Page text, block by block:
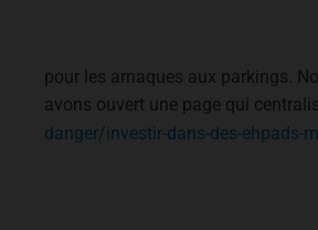
pour les arnaques aux parkings.
avons ouvert une page qui
danger/investir-dans-des-ehpads-